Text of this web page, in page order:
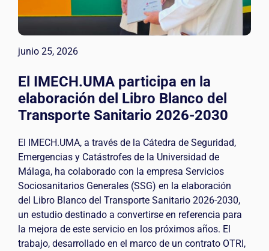
junio 25, 2026
El IMECH.UMA participa en la
elaboración del Libro Blanco del
Transporte Sanitario 2026-2030
El IMECH.UMA, a través de la Cátedra de Seguridad,
Emergencias y Catástrofes de la Universidad de
Málaga, ha colaborado con la empresa Servicios
Sociosanitarios Generales (SSG) en la elaboración
del Libro Blanco del Transporte Sanitario 2026-2030,
un estudio destinado a convertirse en referencia para
la mejora de este servicio en los próximos años. El
trabajo, desarrollado en el marco de un contrato OTRI,